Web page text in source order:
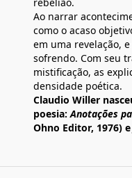
Ao narrar
como o acaso
em uma revelação,
sofrendo. Com seu
mistificação, as
densidade poética.
Claudio Willer
poesia:Anotações
Ohno Editor, 1976) e